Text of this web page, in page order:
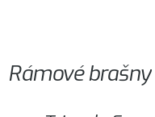
Rámové brašny